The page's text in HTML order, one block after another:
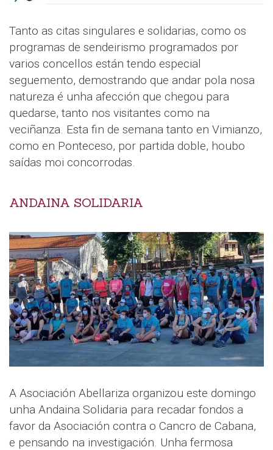
Tanto as citas singulares e solidarias, como os
programas de sendeirismo programados por
varios concellos están tendo especial
seguemento, demostrando que andar pola nosa
natureza é unha afección que chegou para
quedarse, tanto nos visitantes como na
veciñanza. Esta fin de semana tanto en Vimianzo,
como en Ponteceso, por partida doble, houbo
saídas moi concorrodas.
ANDAINA SOLIDARIA
A Asociación Abellariza organizou este domingo
unha Andaina Solidaria para recadar fondos a
favor da Asociación contra o Cancro de Cabana,
e pensando na investigación. Unha fermosa